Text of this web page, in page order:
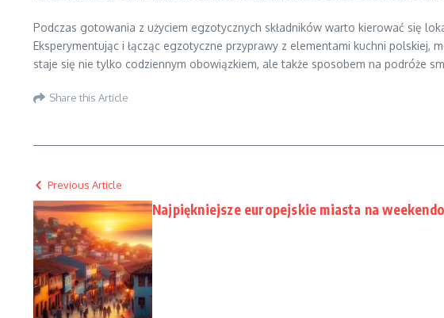
Podczas gotowania z użyciem egzotycznych składników warto kierować się
Eksperymentując i łącząc egzotyczne przyprawy z elementami kuchni
staje się nie tylko codziennym obowiązkiem, ale także sposobem na podróże
Share this Article
Previous Article
Najpiękniejsze europejskie miasta na